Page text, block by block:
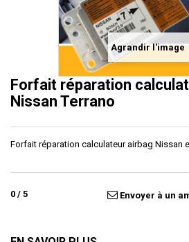
Agrandir l'image
Forfait réparation
Nissan Terrano
Forfait réparation calculateur airbag Nissan
0 / 5 Envoyer à un